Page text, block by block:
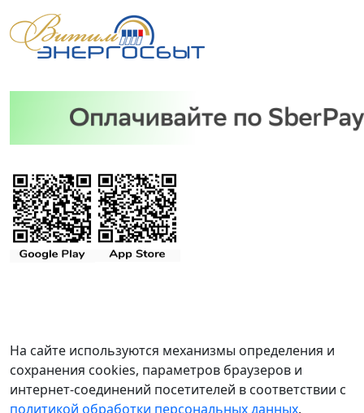
На сайте используются механизмы определения и
сохранения cookies, параметров браузеров и
интернет-соединений посетителей в соответствии с
политикой обработки персональных данных.